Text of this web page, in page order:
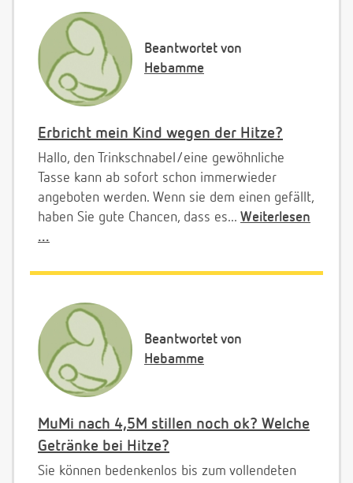
Beantwortet von
Hebamme
Erbricht mein Kind wegen der Hitze?
Hallo, den Trinkschnabel/eine gewöhnliche
Tasse kann ab sofort schon immerwieder
angeboten werden. Wenn sie dem einen gefällt,
haben Sie gute Chancen, dass es... Weiterlesen
...
Beantwortet von
Hebamme
MuMi nach 4,5M stillen noch ok? Welche
Getränke bei Hitze?
Sie können bedenkenlos bis zum vollendeten